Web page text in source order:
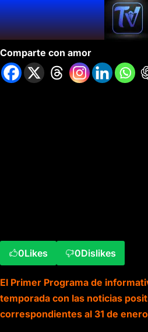
Informativo 42- Temporada 5
Comparte con amor
0Likes 0Dislikes
El Primer Programa de
temporada con las noticias
correspondientes al 31 de